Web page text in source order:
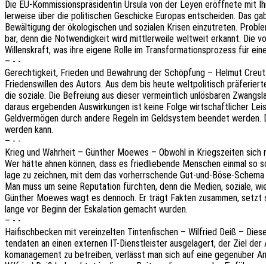
Die EU-Kommis­si­ons­prä­si­den­tin Ursula von der Leyen eröff­ne­te mit
ler­wei­se über die poli­ti­schen Geschi­cke Euro­pas entschei­den. Das
Bewäl­ti­gung der ökolo­gi­schen und sozia­len Krisen einzu­tre­ten.
bar, denn die Notwen­dig­keit wird mitt­ler­wei­le welt­weit erkannt. Die
Willens­kraft, was ihre eigene Rolle im Trans­for­ma­ti­ons­pro­zess für
– - -
Gerech­tig­keit, Frie­den und Bewah­rung der Schöp­fung – Helmut
Frie­dens­wil­len des Autors. Aus dem bis heute welt­po­li­tisch
die sozia­le. Die Befrei­ung aus dieser vermeint­lich unlös­ba­ren
daraus erge­ben­den Auswir­kun­gen ist keine Folge wirt­schaft­li­cher
Geld­ver­mö­gen durch andere Regeln im Geld­sys­tem been­det
werden kann.
– - -
Krieg und Wahr­heit – Günther Moewes – Obwohl in Kriegs­zei­ten
Wer hätte ahnen können, dass es fried­lie­ben­de Menschen einmal
la­ge zu zeich­nen, mit dem das vorherr­schen­de Gut-und-Böse-
Man muss um seine Repu­ta­ti­on fürch­ten, denn die Medien, sozia­le,
Günther Moewes wagt es dennoch. Er trägt Fakten zusam­men,
lange vor Beginn der Eska­la­ti­on gemacht wurden.
– - -
Haifisch­be­cken mit verein­zel­ten Tinten­fi­schen – Wilfried Deiß –
ten­da­ten an einen exter­nen IT-Dienst­leis­ter ausge­la­gert, der Ziel
ko­ma­nage­ment zu betrei­ben, verlässt man sich auf eine gegen­über